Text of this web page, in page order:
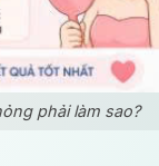
phải làm sao?